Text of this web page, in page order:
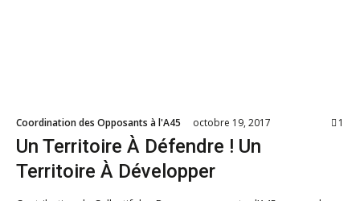
Coordination des Opposants à l'A45 octobre 19, 2017 1
Un Territoire À Défendre ! Un
Territoire À Développer